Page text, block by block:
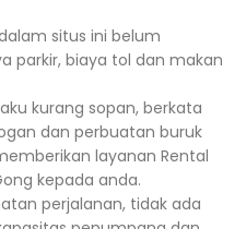
situs ini belum
parkir, biaya tol dan makan
kurang sopan, berkata
dan perbuatan buruk
layanan Rental
kepada anda.
perjalanan, tidak ada